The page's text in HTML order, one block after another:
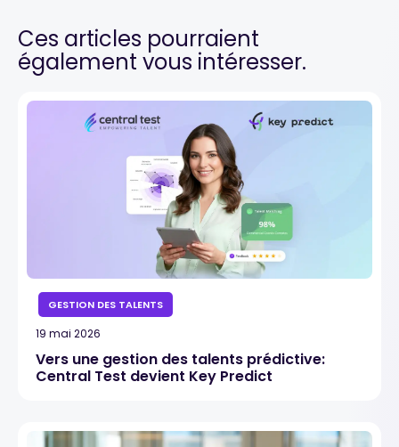
Ces articles pourraient
également vous intéresser.
GESTION DES TALENTS
19 mai 2026
Vers une gestion des talents prédictive:
Central Test devient Key Predict